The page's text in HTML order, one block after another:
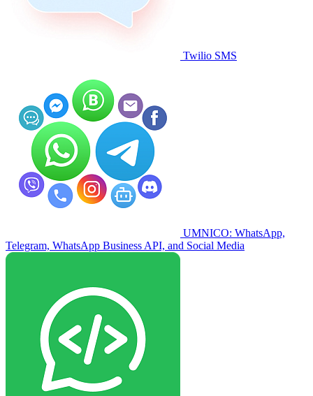
Twilio SMS
UMNICO: WhatsApp,
Telegram, WhatsApp Business API, and Social Media